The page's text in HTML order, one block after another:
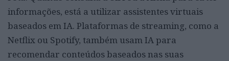
informações, está a utilizar assistentes virtuais
baseados em IA. Plataformas de streaming, como a
Netflix ou Spotify, também usam IA para
recomendar conteúdos baseados nas suas